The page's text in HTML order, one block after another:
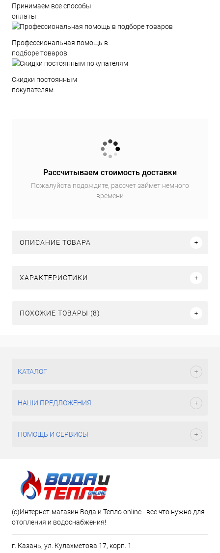
Принимаем все способы
оплаты
Профессиональная помощь в
подборе товаров
Скидки постоянным
покупателям
Рассчитываем стоимость доставки
Пожалуйста подождите, рассчет займет немного
времени
ОПИСАНИЕ ТОВАРА
ХАРАКТЕРИСТИКИ
ПОХОЖИЕ ТОВАРЫ (8)
КАТАЛОГ
НАШИ ПРЕДЛОЖЕНИЯ
ПОМОЩЬ И СЕРВИСЫ
(c)Интернет-магазин Вода и Тепло online - все что нужно для
отопления и водоснабжения!
г. Казань, ул. Кулахметова 17, корп. 1